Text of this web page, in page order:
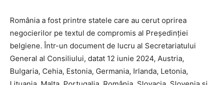
România a fost printre statele care au cerut oprirea
negocierilor pe textul de compromis al Președinției
belgiene. Într-un document de lucru al Secretariatului
General al Consiliului, datat 12 iunie 2024, Austria,
Bulgaria, Cehia, Estonia, Germania, Irlanda, Letonia,